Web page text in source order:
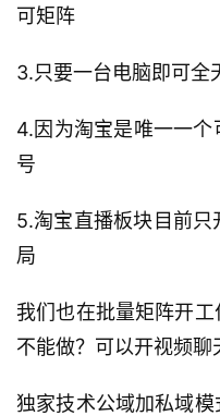
可矩阵
3.只要一台电脑即可全
4.因为淘宝是唯一一
号
5.淘宝直播板块目前
局
我们也在批量矩阵开
不能做？可以开视频
独家技术公域加私域